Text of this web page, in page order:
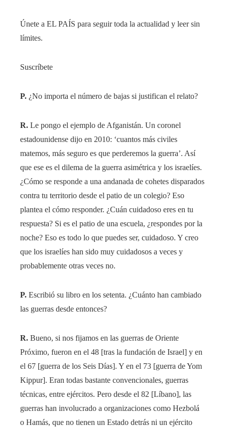
Únete a EL PAÍS para seguir toda la actualidad y leer sin
límites.
Suscríbete
P. ¿No importa el número de bajas si justifican el relato?
R. Le pongo el ejemplo de Afganistán. Un coronel
estadounidense dijo en 2010: ‘cuantos más civiles
matemos, más seguro es que perderemos la guerra’. Así
que ese es el dilema de la guerra asimétrica y los israelíes.
¿Cómo se responde a una andanada de cohetes disparados
contra tu territorio desde el patio de un colegio? Eso
plantea el cómo responder. ¿Cuán cuidadoso eres en tu
respuesta? Si es el patio de una escuela, ¿respondes por la
noche? Eso es todo lo que puedes ser, cuidadoso. Y creo
que los israelíes han sido muy cuidadosos a veces y
probablemente otras veces no.
P. Escribió su libro en los setenta. ¿Cuánto han cambiado
las guerras desde entonces?
R. Bueno, si nos fijamos en las guerras de Oriente
Próximo, fueron en el 48 [tras la fundación de Israel] y en
el 67 [guerra de los Seis Días]. Y en el 73 [guerra de Yom
Kippur]. Eran todas bastante convencionales, guerras
técnicas, entre ejércitos. Pero desde el 82 [Líbano], las
guerras han involucrado a organizaciones como Hezbolá
o Hamás, que no tienen un Estado detrás ni un ejército